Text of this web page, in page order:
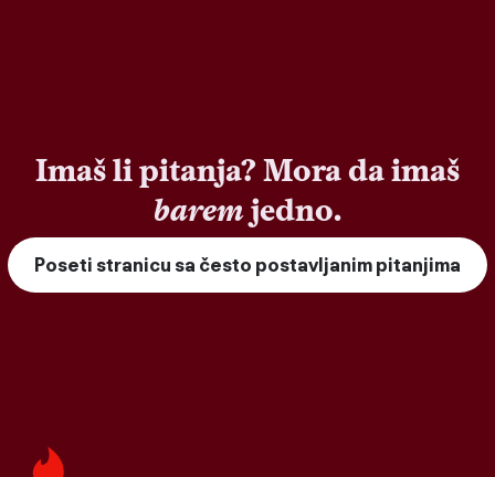
Imaš li pitanja? Mora da imaš
baremjedno.
Poseti stranicu sa često postavljanim pitanjima